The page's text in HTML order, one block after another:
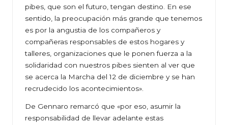
pibes, que son el futuro, tengan destino. En ese
sentido, la preocupación más grande que tenemos
es por la angustia de los compañeros y
compañeras responsables de estos hogares y
talleres, organizaciones que le ponen fuerza a la
solidaridad con nuestros pibes sienten al ver que
se acerca la Marcha del 12 de diciembre y se han
recrudecido los acontecimientos».
De Gennaro remarcó que «por eso, asumir la
responsabilidad de llevar adelante estas